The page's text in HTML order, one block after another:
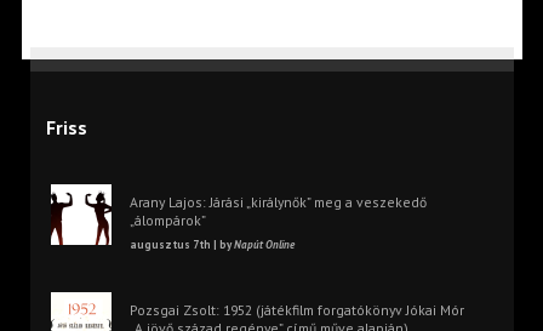
Friss
Arany Lajos: Járási „királynők” meg a veszekedő
„álompárok”
augusztus 7th | byNapút Online
Pozsgai Zsolt: 1952 (játékfilm forgatókönyv Jókai Mór